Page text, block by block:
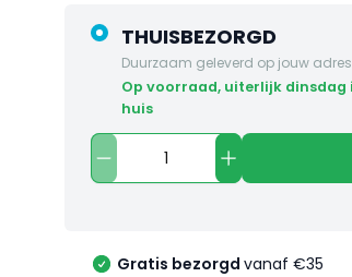
THUISBEZORGD
Duurzaam geleverd op jouw adres
op voorraad, uiterlijk dinsdag in
huis
Gratis bezorgd vanaf €35